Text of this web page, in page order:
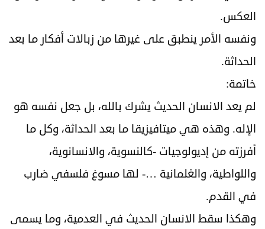
العكس.
ونفسه الأمر ينطبق على غيرها من زبالات أفكار ما بعد
الحداثة.
خاتمة:
لم يعد الانسان الحديث يشرك بالله، بل جعل نفسه هو
الإله. وهذه هي ميتافيزيقا ما بعد الحداثة، وكل ما
أفرزته من إديولوجيات -كالنسوية، والانسانوية،
واللواطية، والغلمانية …- لها مسوغ فلسفي ضارب
في القدم.
وهكذا سقط الانسان الحديث في العدمية، وما يسمى